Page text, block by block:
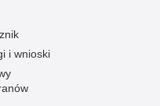
i odważni
publiczna
pornografia dziecięca
i wnioski